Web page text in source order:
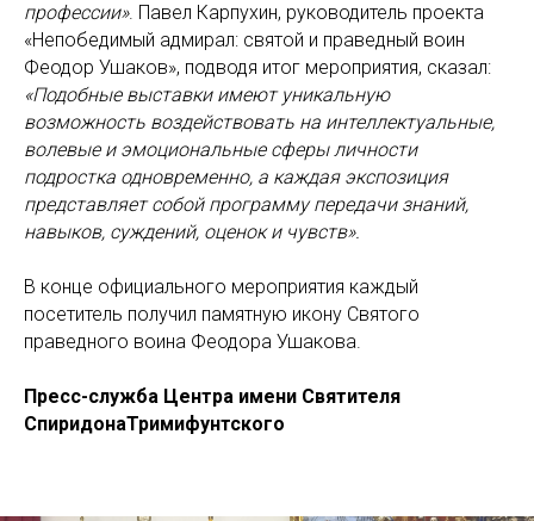
профессии». Павел Карпухин, руководитель проекта
«Непобедимый адмирал: святой и праведный воин
Феодор Ушаков», подводя итог мероприятия, сказал:
«Подобные выставки имеют уникальную
возможность воздействовать на интеллектуальные,
волевые и эмоциональные сферы личности
подростка одновременно, а каждая экспозиция
представляет собой программу передачи знаний,
навыков, суждений, оценок и чувств».
В конце официального мероприятия каждый
посетитель получил памятную икону Святого
праведного воина Феодора Ушакова.
Пресс-служба Центра имени Святителя
СпиридонаТримифунтского